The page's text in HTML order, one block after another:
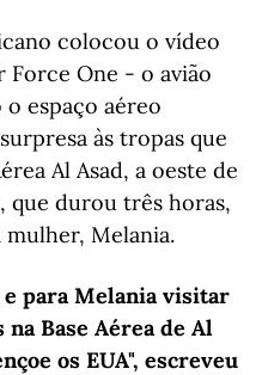
colocou o vídeo
Force One - o avião
espaço aéreo
às tropas que
Al Asad, a oeste de
que durou três horas,
mulher, Melania.
para Melania visitar
Base Aérea de Al
os EUA", escreveu